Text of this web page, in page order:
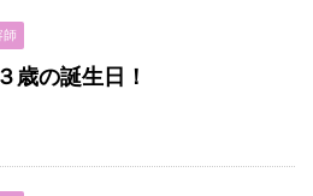
師
の誕生日！